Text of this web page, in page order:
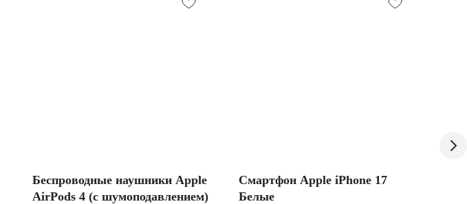
Беспроводные наушники Apple
AirPods 4 (с шумоподавлением)
Смартфон Apple iPhone 17
Белые